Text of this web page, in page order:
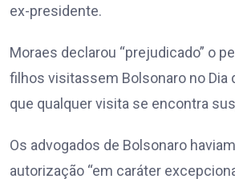
ex-presidente.
Moraes declarou “prejudicado” o
filhos visitassem Bolsonaro no Dia
que qualquer visita se encontra
Os advogados de Bolsonaro
autorização “em caráter